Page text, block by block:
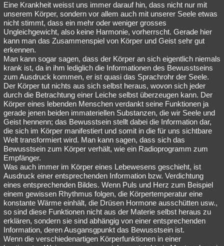
Eine Krankheit weisst uns immer darauf hin, dass nicht nur mit
unserem Körper, sondern vor allem auch mit unserer Seele etwas
nicht stimmt, dass ein mehr oder weniger grosses
Ungleichgewicht, also keine Harmonie, vorherrscht. Gerade hier
kann man das Zusammenspiel von Körper und Geist sehr gut
erkennen.
Man kann sogar sagen, dass der Körper an sich eigentlich niemals
krank ist, da in ihm lediglich die Informationen des Bewusstseins
zum Ausdruck kommen, er ist quasi das Sprachrohr der Seele.
Der Körper tut nichts aus sich selbst heraus, wovon sich jeder
durch die Betrachtung einer Leiche selbst überzeugen kann. Der
Körper eines lebenden Menschen verdankt seine Funktionen ja
gerade jenen beiden immateriellen Substanzen, die wir Seele und
Geist hennenn; das Bewusstsein stellt dabei die Information dar,
die sich im Körper manifestiert und somit in die für uns sichtbare
Welt transformiert wird. Man kann sagen, dass sich das
Bewusstsein zum Körper verhält, wie ein Radioprogramm zum
Empfänger.
Was auch immer im Körper eines Lebewesens geschieht, ist
Ausdruck einer entsprechenden Information bzw. Verdichtung
eines entsprechenden Bildes. Wenn Puls und Herz zum Beispiel
einem gewissen Rhythmus folgen, die Körpertemperatur eine
konstante Wärme einhält, die Drüsen Hormone ausschütten usw.,
so sind diese Funktionen nicht aus der Materie selbst heraus zu
erklären, sondern sie sind abhängig von einer entsprechenden
Information, deren Ausgansgpunkt das Bewusstsein ist.
Wenn die verschiedenartigen Körperfunktionen in einer